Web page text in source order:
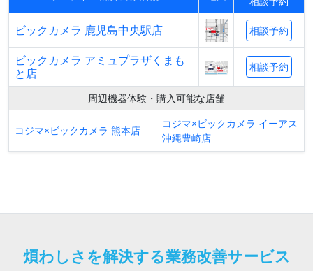
ビックカメラ 鹿児島中央駅店 相談予約
ビックカメラ アミュプラザくまも
と店
相談予約
周辺機器体験・購入可能な店舗
コジマ×ビックカメラ 熊本店
コジマ×ビックカメラ イーアス
沖縄豊崎店
煩わしさを解決する業務改善サービス